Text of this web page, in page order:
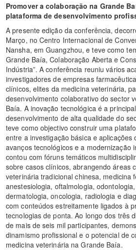
Promover a colaboração na Grande
plataforma de desenvolvimento
A presente edição da conferência,
Março, no Centro Internacional de
Nansha, em Guangzhou, e teve como
Grande Baía, Colaboração Aberta e
Indústria”. A conferência reuniu vários
investigadores de empresas
clínicos, elites da medicina veterinária,
desenvolvimento colaborativo do sector
Baía. A inovação tecnológica é a
desenvolvimento de alta qualidade do
teve como objectivo construir uma
entre a investigação básica e aplicações
avanços tecnológicos e a modernização
contou com fóruns temáticos
sobre casos clínicos, abrangendo áreas
veterinária tradicional chinesa, medicina
anestesiologia, oftalmologia,
dermatologia, oncologia, radiologia e
com conteúdos estreitamente ligados à
tecnologias de ponta. Ao longo dos três
de mais de seis mil participantes,
dinamismo profissional e o potencial de
medicina veterinária na Grande Baía.